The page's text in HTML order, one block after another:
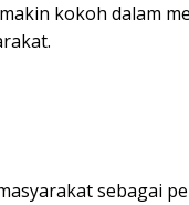
kokoh dalam
sebagai